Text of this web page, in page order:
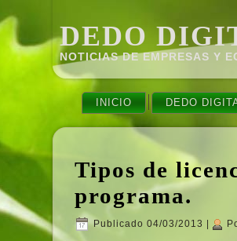
DEDO
NOTICIAS DE EMPRESAS Y
INICIO DEDO
Tipos de
programa.
Publicado 04/03/2013